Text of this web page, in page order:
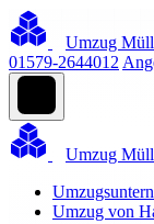
Umzug
01579-2644012
Umzug
Umzug von